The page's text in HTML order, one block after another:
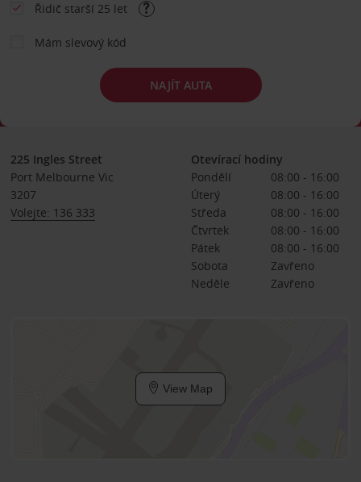
Řidič starší 25 let
Mám slevový kód
NAJÍT AUTA
225 Ingles Street
Port Melbourne Vic
3207
Volejte: 136 333
Otevírací hodiny
Pondělí
08:00 - 16:00
Úterý
08:00 - 16:00
Středa
08:00 - 16:00
Čtvrtek
08:00 - 16:00
Pátek
08:00 - 16:00
Sobota
Zavřeno
Neděle
Zavřeno
View Map